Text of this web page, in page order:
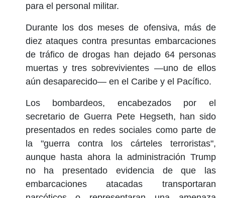
para el personal militar.
Durante los dos meses de ofensiva, más de
diez ataques contra presuntas embarcaciones
de tráfico de drogas han dejado 64 personas
muertas y tres sobrevivientes —uno de ellos
aún desaparecido— en el Caribe y el Pacífico.
Los bombardeos, encabezados por el
secretario de Guerra Pete Hegseth, han sido
presentados en redes sociales como parte de
la "guerra contra los cárteles terroristas",
aunque hasta ahora la administración Trump
no ha presentado evidencia de que las
embarcaciones atacadas transportaran